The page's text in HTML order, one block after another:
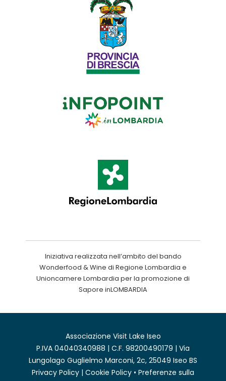
Iniziativa realizzata nell’ambito del bando
Wonderfood & Wine di Regione Lombardia e
Unioncamere Lombardia per la promozione di
Sapore inLOMBARDIA
Associazione Visit Lake Iseo
P.IVA 04040340988 | C.F. 98200490179 | Via
Lungolago Guglielmo Marconi, 2c, 25049 Iseo BS
Privacy Policy | Cookie Policy • Preferenze sulla